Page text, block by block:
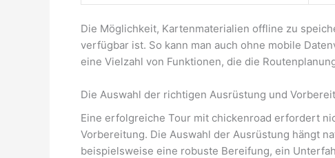
Die Möglichkeit, Kartenmaterialien offline zu
verfügbar ist. So kann man auch ohne mobile
eine Vielzahl von Funktionen, die die
Die Auswahl der richtigen Ausrüstung und
Eine erfolgreiche Tour mit chickenroad erfordert
Vorbereitung. Die Auswahl der Ausrüstung hängt
beispielsweise eine robuste Bereifung, ein